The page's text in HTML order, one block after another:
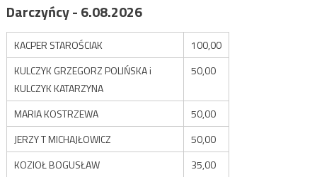
Darczyńcy - 6.08.2026
KACPER STAROŚCIAK
100,00
KULCZYK GRZEGORZ POLIŃSKA i
KULCZYK KATARZYNA
50,00
MARIA KOSTRZEWA
50,00
JERZY T MICHAJŁOWICZ
50,00
KOZIOŁ BOGUSŁAW
35,00